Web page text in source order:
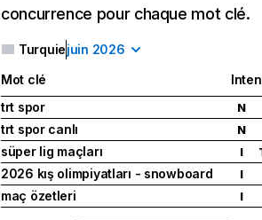
concurrence pour chaque mot clé.
Turquiejuin 2026
Mot clé
trt spor
N
trt spor canlı N
süper lig maçları I
2026 kış olimpiyatları - snowboard I
maç özetleri I